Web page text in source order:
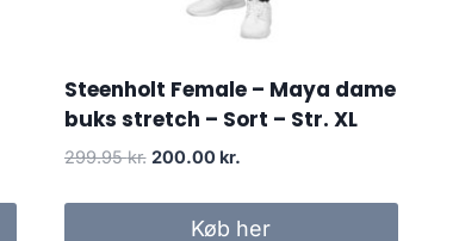
Steenholt Female – Maya dame
buks stretch – Sort – Str. XL
299.95kr. Original
200.00 kr.Current
Køb her